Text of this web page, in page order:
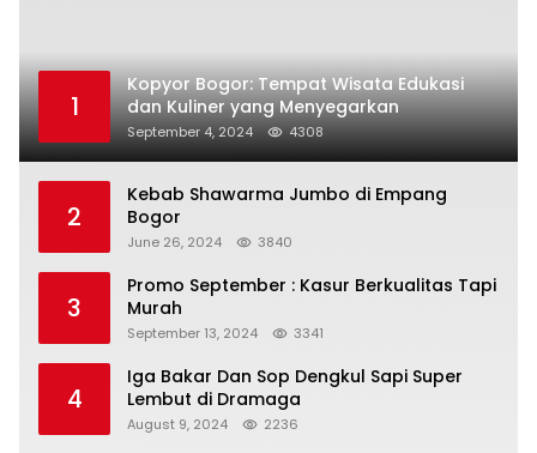
1
Kopyor Bogor: Tempat Wisata Edukasi
dan Kuliner yang Menyegarkan
September 4, 2024 4308
2
Kebab Shawarma Jumbo di Empang
Bogor
June 26, 2024 3840
3
Promo September : Kasur Berkualitas Tapi
Murah
September 13, 2024 3341
4
Iga Bakar Dan Sop Dengkul Sapi Super
Lembut di Dramaga
August 9, 2024 2236